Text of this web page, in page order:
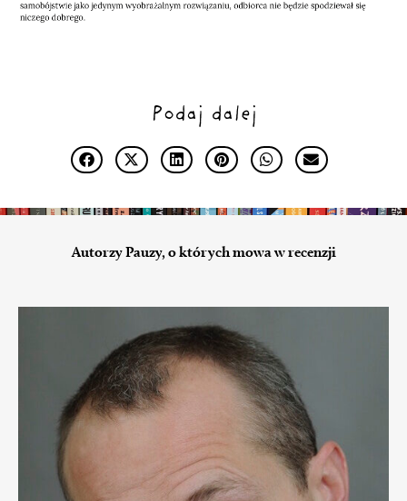
Podaj dalej
Autorzy Pauzy, o których mowa w recenzji